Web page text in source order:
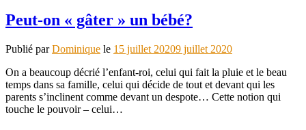
Peut-on « gâter » un bébé?
Publié parDominique le 15 juillet 20209 juillet 2020
On a beaucoup décrié l’enfant-roi, celui qui fait la pluie et le beau
temps dans sa famille, celui qui décide de tout et devant qui les
parents s’inclinent comme devant un despote… Cette notion qui
touche le pouvoir – celui…